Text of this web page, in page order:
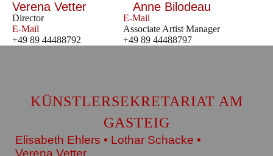
Verena Vetter
Director
E-Mail
+49 89 44488792
Anne Bilodeau
E-Mail
Associate Artist Manager
+49 89 44488797
KÜNSTLERSEKRETARIAT AM
GASTEIG
Elisabeth Ehlers • Lothar Schacke •
Verena Vetter